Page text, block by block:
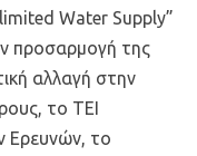
Water Supply”
προσαρμογή της
αλλαγή στην
το ΤΕΙ
Ερευνών, το